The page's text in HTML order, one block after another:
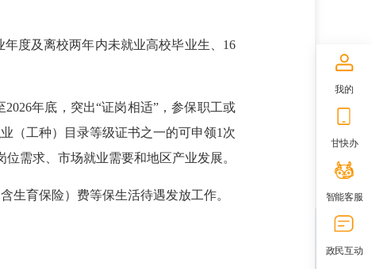
度及离校两年内未就业高校毕业生、16
年底，突出“证岗相适”，参保职工或
（工种）目录等级证书之一的可申领1次
需求、市场就业需要和地区产业发展。
生育保险）费等保生活待遇发放工作。
我的
甘快办
智能客服
政民互动